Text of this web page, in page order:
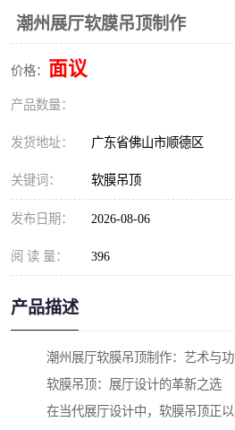
潮州展厅软膜吊顶制作
价格： 面议
产品数量：
发货地址： 广东省佛山市顺德区
关键词： 软膜吊顶
发布日期： 2026-08-06
阅 读 量： 396
产品描述
潮州展厅软膜吊顶制作：艺术与
软膜吊顶：展厅设计的革新之选
在当代展厅设计中，软膜吊顶正